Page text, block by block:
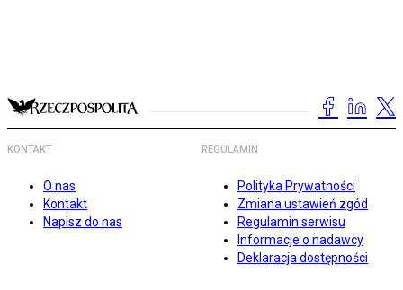
KONTAKT
O nas
Kontakt
Napisz do nas
REGULAMIN
Polityka Prywatności
Zmiana ustawień zgód
Regulamin serwisu
Informacje o nadawcy
Deklaracja dostępności